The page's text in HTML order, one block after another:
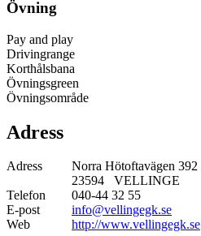
Övning
Pay and play
Drivingrange
Korthålsbana
Övningsgreen
Övningsområde
Adress
Adress
Norra Hötoftavägen 392
23594 VELLINGE
Telefon
040-44 32 55
E-post
info@vellingegk.se
Web
http://www.vellingegk.se